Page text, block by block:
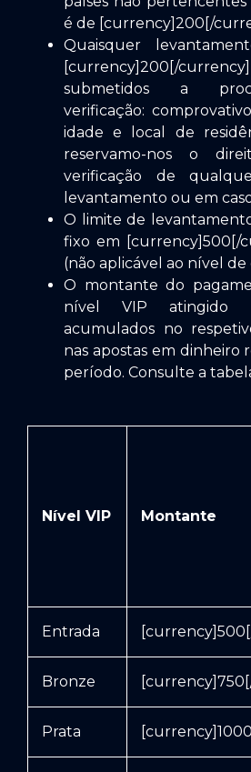
é de [currency]200[/
Quaisquer
[currency]200[/
submetidos a
verificação:
idade e local de
reservamo-nos o
verificação de
levantamento ou em
O limite de
fixo em [currency]500[/
(não aplicável ao nível de
O montante do
nível VIP atingido
acumulados no
nas apostas em dinheiro
período. Consulte a
Nível VIP Montante
Entrada
Bronze
Prata